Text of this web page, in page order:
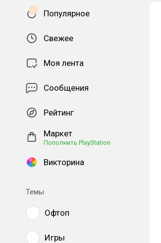
Популярное
Свежее
Моя лента
Сообщения
Рейтинг
Маркет
Пополнить PlayStation
Викторина
Темы
Офтоп
Игры